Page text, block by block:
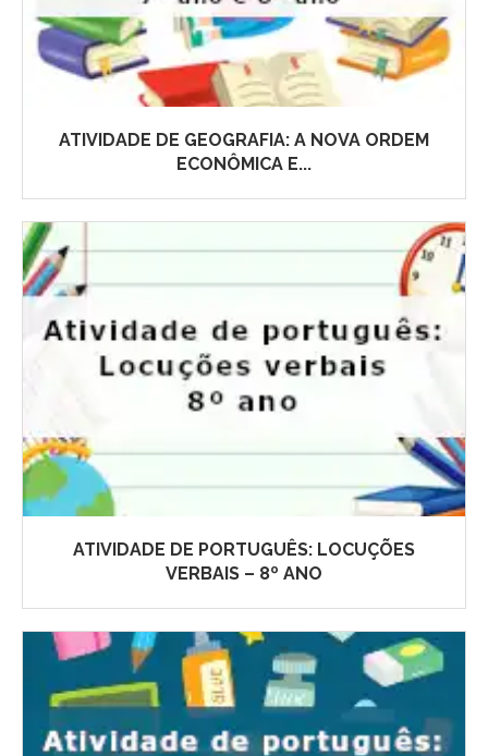
ATIVIDADE DE GEOGRAFIA: A NOVA ORDEM
ECONÔMICA E...
ATIVIDADE DE PORTUGUÊS: LOCUÇÕES
VERBAIS – 8º ANO